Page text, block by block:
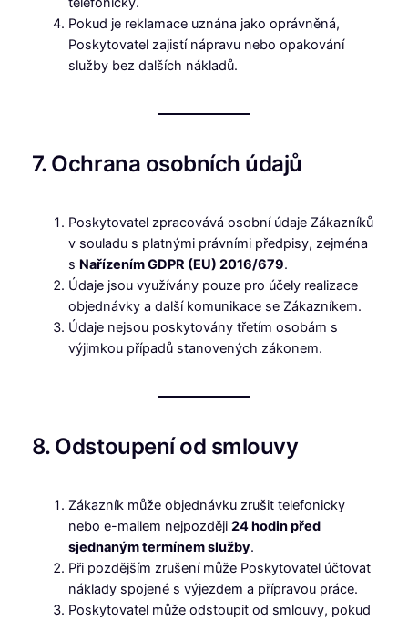
Pokud je reklamace uznána jako oprávněná,
Poskytovatel zajistí nápravu nebo opakování
služby bez dalších nákladů.
7. Ochrana osobních údajů
Poskytovatel zpracovává osobní údaje Zákazníků
v souladu s platnými právními předpisy, zejména
s Nařízením GDPR (EU) 2016/679.
Údaje jsou využívány pouze pro účely realizace
objednávky a další komunikace se Zákazníkem.
Údaje nejsou poskytovány třetím osobám s
výjimkou případů stanovených zákonem.
8. Odstoupení od smlouvy
Zákazník může objednávku zrušit telefonicky
nebo e-mailem nejpozději 24 hodin před
sjednaným termínem služby.
Při pozdějším zrušení může Poskytovatel účtovat
náklady spojené s výjezdem a přípravou práce.
Poskytovatel může odstoupit od smlouvy, pokud